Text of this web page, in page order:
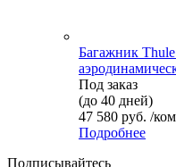
Багажник
Под заказ
(до 40 дней)
47 580 руб. /
Подробнее
Подписывайтесь